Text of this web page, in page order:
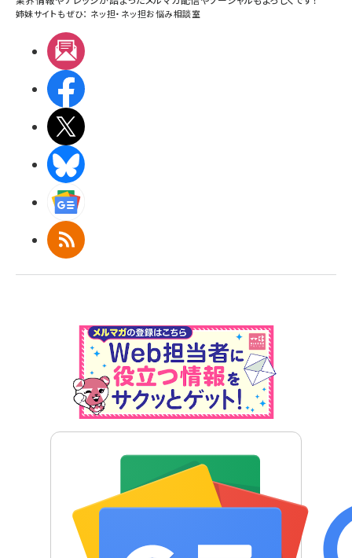
姉妹サイトもぜひ： ネッ担・ ネッ担お悩み相談室
RSS